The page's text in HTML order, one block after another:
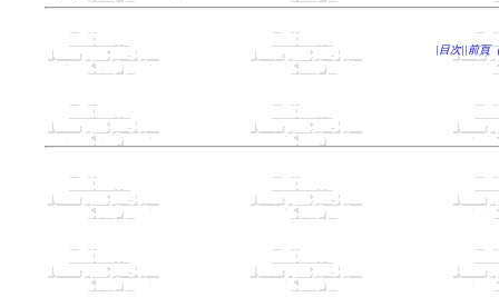
|目次||前頁